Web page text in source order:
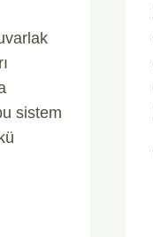
sistem